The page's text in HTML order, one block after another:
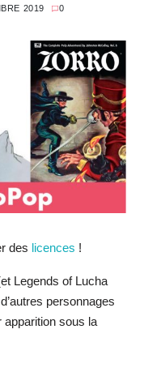
2019 0
des licences !
Legends of Lucha
personnages
apparition sous la